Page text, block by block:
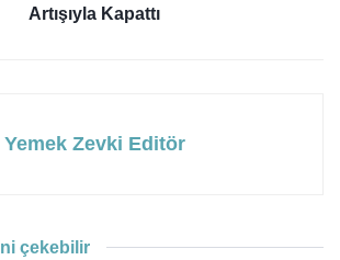
Artışıyla Kapattı
Yemek Zevki Editör
çekebilir